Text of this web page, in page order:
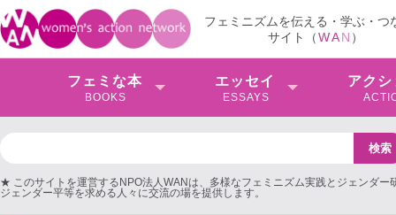
フェミニズムを伝える・学ぶ・つ
サイト（WAN ）
フェミな本
BOOKS
エッセイ
ESSAYS
アクシ
★ このサイトを運営するNPO法人WANは、多様なフェミニズム実践とジェンダー
ジェンダー平等を求める人々に交流の場を提供します。